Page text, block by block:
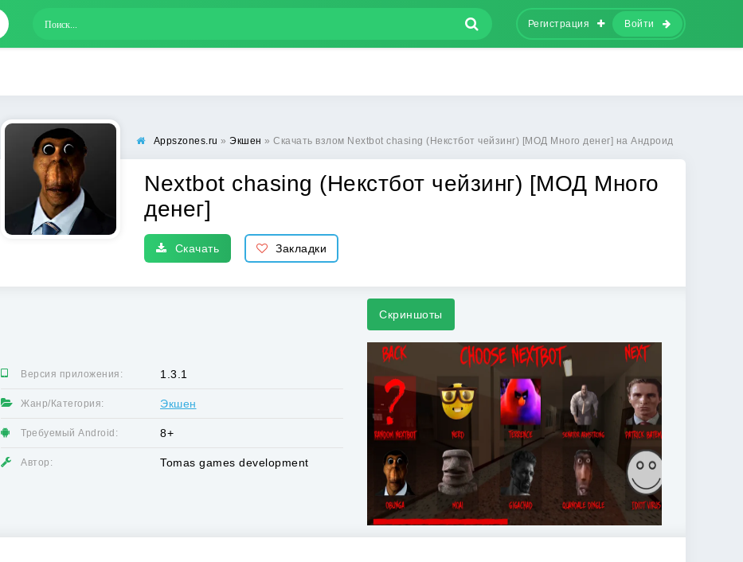
Регистрация Войти
Appszones.ru » Экшен » Скачать взлом Nextbot chasing (Некстбот чейзинг) [МОД Много денег] на Андроид
Nextbot chasing (Некстбот чейзинг) [МОД Много
денег]
Скачать Закладки
Версия приложения: 1.3.1
Жанр/Категория: Экшен
Требуемый Android: 8+
Автор: Tomas games development
Скриншоты